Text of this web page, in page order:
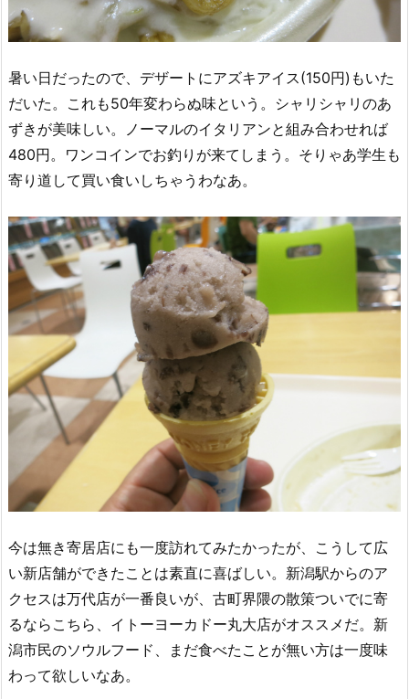
暑い日だったので、デザートにアズキアイス(150円)もいた
だいた。これも50年変わらぬ味という。シャリシャリのあ
ずきが美味しい。ノーマルのイタリアンと組み合わせれば
480円。ワンコインでお釣りが来てしまう。そりゃあ学生も
寄り道して買い食いしちゃうわなあ。
今は無き寄居店にも一度訪れてみたかったが、こうして広
い新店舗ができたことは素直に喜ばしい。新潟駅からのア
クセスは万代店が一番良いが、古町界隈の散策ついでに寄
るならこちら、イトーヨーカドー丸大店がオススメだ。新
潟市民のソウルフード、まだ食べたことが無い方は一度味
わって欲しいなあ。